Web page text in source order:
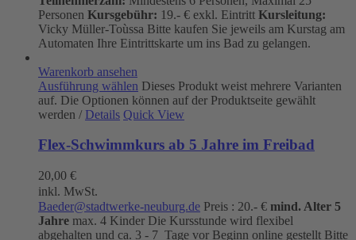
Personen Kursgebühr: 19.- € exkl. Eintritt Kursleitung:
Vicky Müller-Toùssa Bitte kaufen Sie jeweils am Kurstag am
Automaten Ihre Eintrittskarte um ins Bad zu gelangen.
Warenkorb ansehen
Ausführung wählen Dieses Produkt weist mehrere Varianten
auf. Die Optionen können auf der Produktseite gewählt
werden / Details Quick View
Flex-Schwimmkurs ab 5 Jahre im Freibad
20,00 €
inkl. MwSt.
Baeder@stadtwerke-neuburg.de Preis : 20.- € mind. Alter 5
Jahre max. 4 Kinder Die Kursstunde wird flexibel
abgehalten und ca. 3 - 7 Tage vor Beginn online gestellt Bitte